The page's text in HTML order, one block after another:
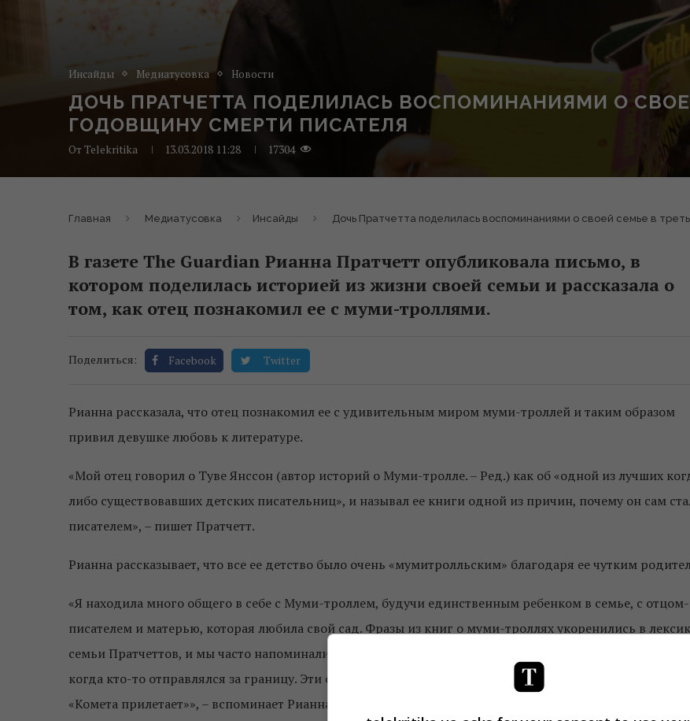
Инсайды Медиатусовка Новости
ДОЧЬ ПРАТЧЕТТА ПОДЕЛИЛАСЬ ВОСПОМИНАНИЯМИ О
ГОДОВЩИНУ СМЕРТИ ПИСАТЕЛЯ
От Telekritika 13.03.2018 11:28 17304
Главная Медиатусовка Инсайды Дочь Пратчетта поделилась воспоминаниями о своей семье в
В газете The Guardian Рианна Пратчетт опубликовала письмо, в
котором поделилась историей из жизни своей семьи и рассказала о
том, как отец познакомил ее с муми-троллями.
Поделиться: Facebook Twitter
Рианна рассказала, что отец познакомил ее с удивительным миром муми-троллей и таким образом
привил девушке любовь к литературе.
«Мой отец говорил о Туве Янссон (автор историй о Муми-тролле. – Ред.) как об «одной из лучших
либо существовавших детских писательниц», и называл ее книги одной из причин, почему он сам
писателем», – пишет Пратчетт.
Рианна рассказывает, что все ее детство было очень «мумитролльским» благодаря ее чутким
«Я находила много общего в себе с Муми-троллем, будучи единственным ребенком в семье, с отцом-
писателем и матерью, которая любила свой сад. Фразы из книг о муми-троллях укоренились в
семьи Пратчеттов, и мы часто напоминали друг другу «бросать шерстяными штанами в крокодила»,
когда кто-то отправлялся за границу. Эти слова имеют смысл, если прочесть удивительную книжку
«Комета прилетает»», – вспоминает Рианна Пратчетт.